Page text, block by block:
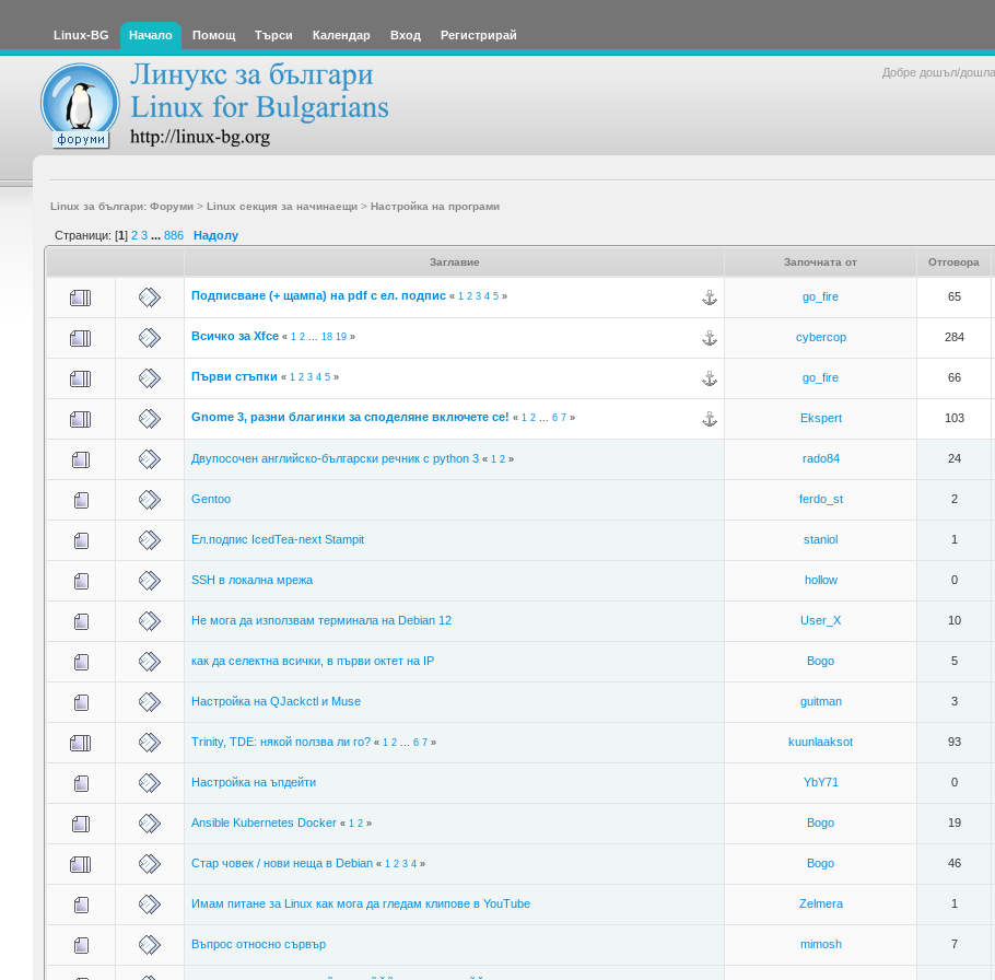
Linux-BG Начало Помощ Търси Календар Вход Регистрирай
Добре дошъл/дошла,
Linux за българи: Форуми> Linux секция за начинаещи> Настройка на програми
Страници: [1] 2 3 ... 886 Надолу
Заглавие Започната от Отговора
Подписване (+ щампа) на pdf с ел. подпис « 1 2 3 4 5» go_fire 65
Всичко за Xfce « 1 2... 18 19» cybercop 284
Първи стъпки « 1 2 3 4 5» go_fire 66
Gnome 3, разни благинки за споделяне включете се! « 1 2... 6 7» Ekspert 103
Двупосочен английско-български речник с python 3 « 1 2» rado84 24
Gentoo ferdo_st 2
Ел.подпис IcedTea-next Stampit staniol 1
SSH в локална мрежа hollow 0
Не мога да използвам терминала на Debian 12 User_X 10
как да селектна всички, в първи октет на IP Bogo 5
Настройка на QJackctl и Muse guitman 3
Trinity, TDE: някой ползва ли го? « 1 2... 6 7» kuunlaaksot 93
Настройка на ъпдейти YbY71 0
Ansible Kubernetes Docker « 1 2» Bogo 19
Стар човек / нови неща в Debian « 1 2 3 4» Bogo 46
Имам питане за Linux как мога да гледам клипове в YouTube Zelmera 1
Въпрос относно сървър mimosh 7